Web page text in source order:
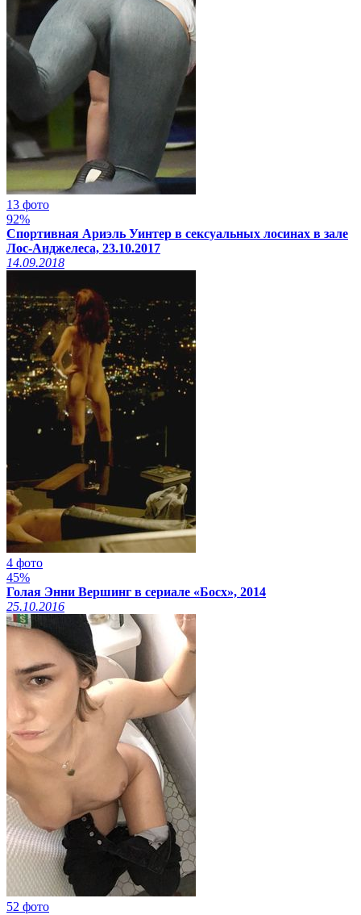
13 фото
92%
Спортивная Ариэль Уинтер в сексуальных лосинах в зале
Лос-Анджелеса, 23.10.2017
14.09.2018
4 фото
45%
Голая Энни Вершинг в сериале «Босх», 2014
25.10.2016
52 фото